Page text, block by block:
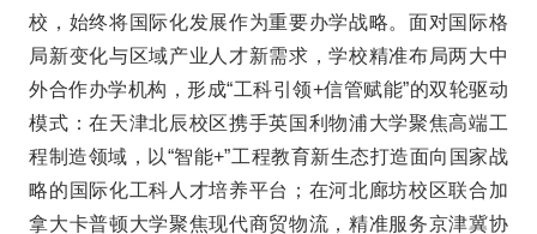
校，始终将国际化发展作为重要办学战略。面对国际格
局新变化与区域产业人才新需求，学校精准布局两大中
外合作办学机构，形成“工科引领+信管赋能”的双轮驱动
模式：在天津北辰校区携手英国利物浦大学聚焦高端工
程制造领域，以“智能+”工程教育新生态打造面向国家战
略的国际化工科人才培养平台；在河北廊坊校区联合加
拿大卡普顿大学聚焦现代商贸物流，精准服务京津冀协